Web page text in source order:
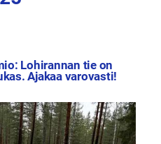
Lohirannan tie on
Ajakaa varovasti!